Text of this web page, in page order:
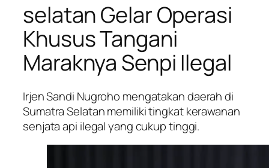
selatan Gelar Operasi
Khusus Tangani
Maraknya Senpi Ilegal
Irjen Sandi Nugroho mengatakan daerah di
Sumatra Selatan memiliki tingkat kerawanan
senjata api ilegal yang cukup tinggi.